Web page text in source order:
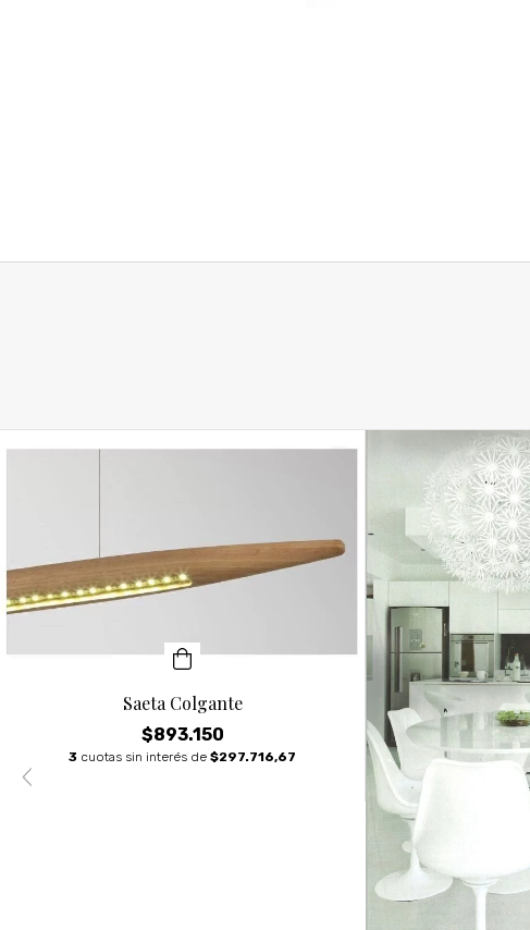
Saeta Colgante
$893.150
3 cuotas sin interés de $297.716,67